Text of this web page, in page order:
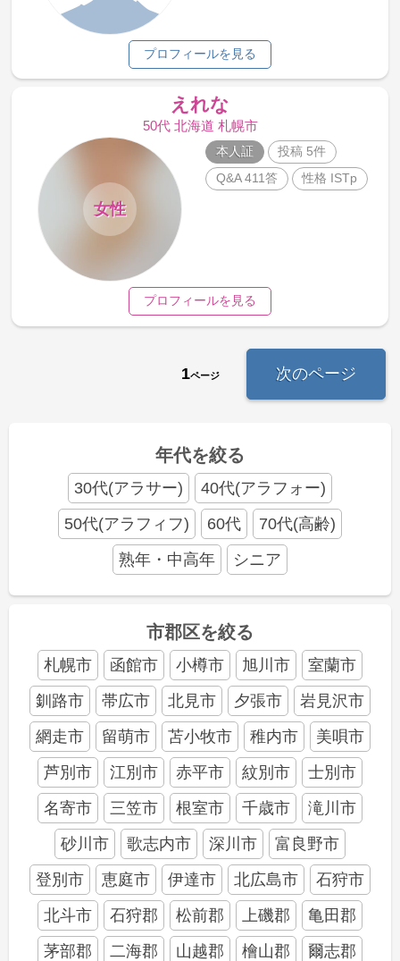
プロフィールを見る
えれな
50代 北海道 札幌市
女性
本人証
投稿 5件
Q&A 411答
性格 ISTp
プロフィールを見る
1ページ 次のページ
年代を絞る
30代(アラサー)
40代(アラフォー)
50代(アラフィフ)
60代
70代(高齢)
熟年・中高年
シニア
市郡区を絞る
札幌市 函館市 小樽市 旭川市
室蘭市
釧路市
帯広市 北見市 夕張市
岩見沢市
網走市
留萌市 苫小牧市 稚内市
美唄市
芦別市
江別市 赤平市 紋別市
士別市
名寄市
三笠市 根室市 千歳市
滝川市
砂川市
歌志内市 深川市
富良野市
登別市
恵庭市 伊達市 北広島市
石狩市
北斗市
石狩郡 松前郡 上磯郡
亀田郡
茅部郡
二海郡 山越郡 檜山郡
爾志郡